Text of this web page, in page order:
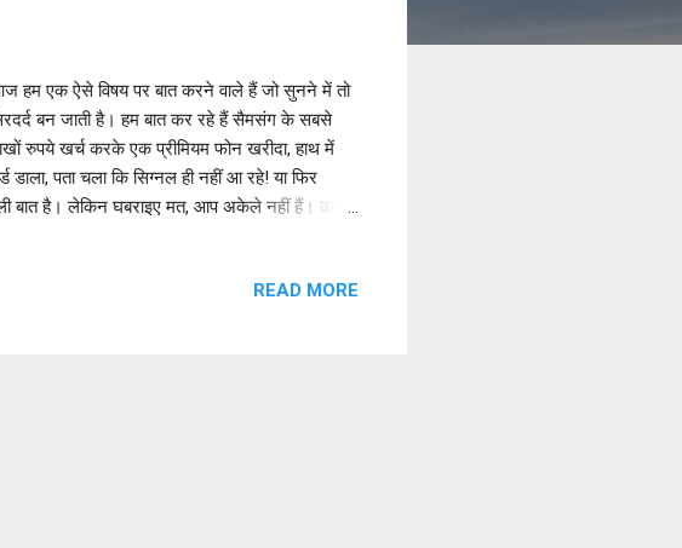
हम एक ऐसे विषय पर बात करने वाले हैं जो सुनने में तो
बन जाती है। हम बात कर रहे हैं सैमसंग के सबसे
रुपये खर्च करके एक प्रीमियम फोन खरीदा, हाथ में
पता चला कि सिग्नल ही नहीं आ रहे! या फिर
बात है। लेकिन घबराइए मत, आप अकेले नहीं हैं। कई
को एकदम मक्खन जैसा बना पाएंगे। यह पोस्ट
READ MORE